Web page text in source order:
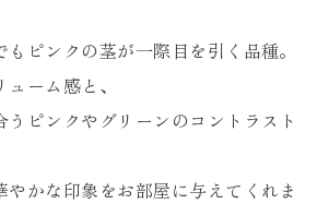
ピンクの茎が一際目を引く品種。
ーム感と、
うピンクやグリーンのコントラスト
やかな印象をお部屋に与えてくれま